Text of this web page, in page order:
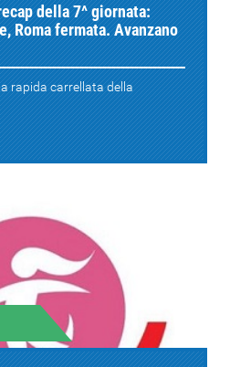
della 7^ giornata:
Roma fermata. Avanzano
rapida carrellata della